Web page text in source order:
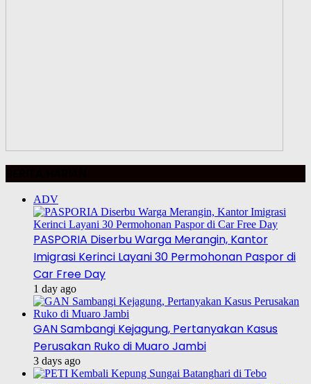
ADV
PASPORIA Diserbu Warga Merangin, Kantor
Imigrasi Kerinci Layani 30 Permohonan Paspor di
Car Free Day
1 day ago
GAN Sambangi Kejagung, Pertanyakan Kasus
Perusakan Ruko di Muaro Jambi
3 days ago